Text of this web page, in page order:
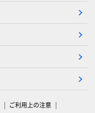
ご利用上の注意